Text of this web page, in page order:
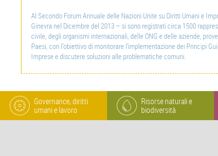
Al Secondo Forum Annuale delle Nazioni Unite su Diritti Umani e
Ginevra nel Dicembre del 2013 – si sono registrati circa 1500
civile, degli organismi internazionali, delle ONG e delle aziende,
Paesi, con l’obiettivo di monitorare l’implementazione dei Principi
Imprese e discutere soluzioni alle problematiche comuni.
Governance, diritti
umani e lavoro
Risorse naturali e
biodiversità